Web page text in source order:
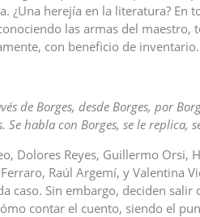
¿Una herejía en la literatura? En
las armas del maestro,
con beneficio de inventario.
de Borges, desde Borges, por
habla con Borges, se le replica,
Dolores Reyes, Guillermo Orsi,
Raúl Argemí, y Valentina
caso. Sin embargo, deciden
contar el cuento, siendo el